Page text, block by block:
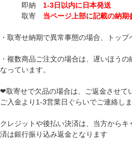
即納 1-3日以内に日本発送
取寄 当ページ上部に記載の納期
・取寄せ納期で異常事態の場合、トッ
・複数商品ご注文の場合は、遅いほう
なっています。
❤取寄せで欠品の場合は、ご返金させて
ご入金より1-3営業日ぐらいでご連絡しま
クレジットや後払い決済は、当方から
済は銀行振り込み返金となります